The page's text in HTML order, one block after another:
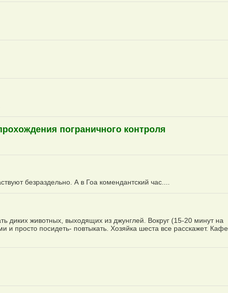
пограничного контроля
безраздельно. А в Гоа комендантский час....
диких животных, выходящих из джунглей. Вокруг (15-20 минут на
просто посидеть- повтыкать. Хозяйка шеста все расскажет. Кафе